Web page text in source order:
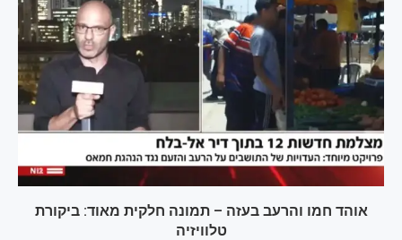
אוהד חמו והרעב בעזה – תמונה חלקית מאוד: ביקורת
טלוויזיה